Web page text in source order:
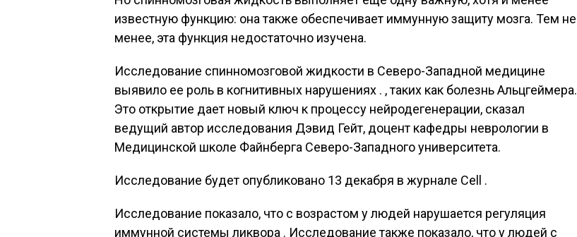
известную функцию: она также обеспечивает иммунную защиту мозга. Тем не
менее, эта функция недостаточно изучена.
Исследование спинномозговой жидкости в Северо-Западной медицине
выявило ее роль в когнитивных нарушениях . , таких как болезнь Альцгеймера.
Это открытие дает новый ключ к процессу нейродегенерации, сказал
ведущий автор исследования Дэвид Гейт, доцент кафедры неврологии в
Медицинской школе Файнберга Северо-Западного университета.
Исследование будет опубликовано 13 декабря в журнале Cell .
Исследование показало, что с возрастом у людей нарушается регуляция
иммунной системы ликвора . Исследование также показало, что у людей с